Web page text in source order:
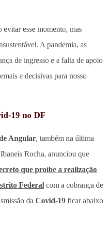
esse momento, mas
A pandemia, as
de ingresso e a falta de apoio
e decisivas para nosso
19 no DF
Angular, também na última
Rocha, anunciou que
que proíbe a realização
Federal com a cobrança de
da Covid-19 ficar abaixo